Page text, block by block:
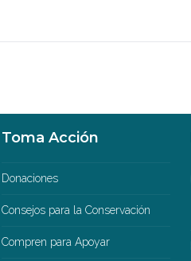
Toma Acción
Donaciones
Consejos para la Conservación
Compren para Apoyar